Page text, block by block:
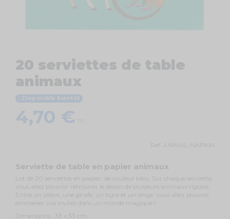
20 serviettes de table
animaux
Disponible bientôt
4,70 €
Ref. ANIMAL-NAPKIN
Serviette de table en papier animaux
Lot de 20 serviettes en papier, de couleur bleu. Sur chaque serviette,
vous allez pouvoir retrouver le dessin de plusieurs animaux rigolos.
Entre un zèbre, une girafe, un tigre et un singe, vous allez pouvoir
emmener vos invités dans un monde magique !
Dimensions : 33 x 33 cm.